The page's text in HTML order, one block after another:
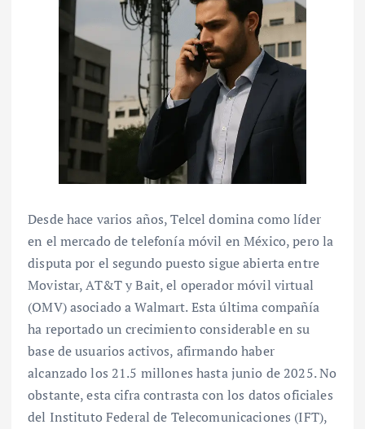
Desde hace varios años, Telcel domina como líder
en el mercado de telefonía móvil en México, pero la
disputa por el segundo puesto sigue abierta entre
Movistar, AT&T y Bait, el operador móvil virtual
(OMV) asociado a Walmart. Esta última compañía
ha reportado un crecimiento considerable en su
base de usuarios activos, afirmando haber
alcanzado los 21.5 millones hasta junio de 2025. No
obstante, esta cifra contrasta con los datos oficiales
del Instituto Federal de Telecomunicaciones (IFT),